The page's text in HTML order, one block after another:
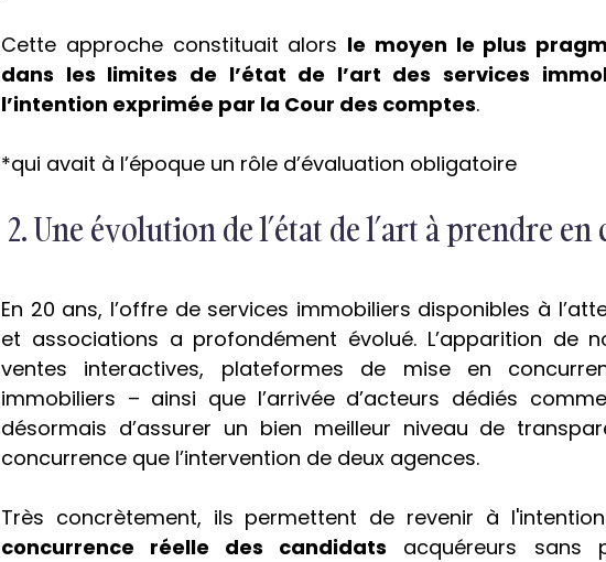
Cette approche constituait alors le moyen le plus
dans les limites de l’état de l’art des services
l’intention exprimée par la Cour des comptes.
*qui avait à l’époque un rôle d’évaluation obligatoire
2. Une évolution de l’état de l’art à prendre
En 20 ans, l’offre de services immobiliers disponibles à
et associations a profondément évolué. L’apparition de
ventes interactives, plateformes de mise en
immobiliers – ainsi que l’arrivée d’acteurs dédiés
désormais d’assurer un bien meilleur niveau de
concurrence que l’intervention de deux agences.
Très concrètement, ils permettent de revenir à
concurrence réelle des candidats acquéreurs sans